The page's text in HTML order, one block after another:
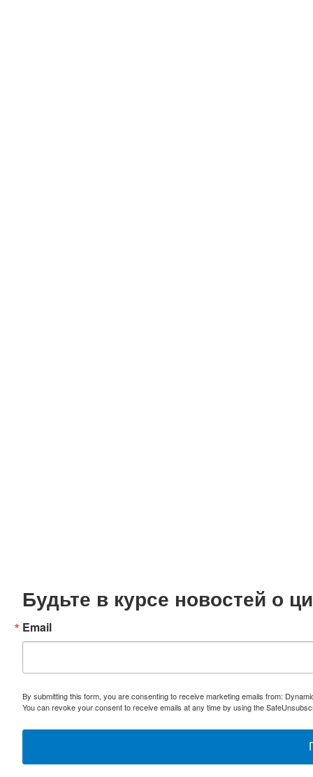
Будьте в курсе новостей о
Email
By submitting this form, you are consenting to receive marketing emails from:
You can revoke your consent to receive emails at any time by using the